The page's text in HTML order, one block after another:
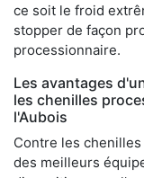
ce soit le froid
stopper de façon
processionnaire.
Les avantages
les chenilles
l'Aubois
Contre les
des meilleurs